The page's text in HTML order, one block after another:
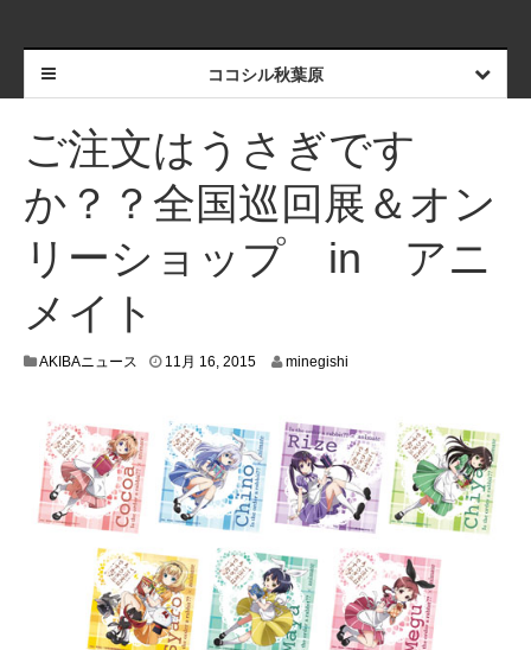
ココシル秋葉原
ご注文はうさぎです
か？？全国巡回展＆オン
リーショップ in アニ
メイト
AKIBAニュース 11月 16, 2015 minegishi